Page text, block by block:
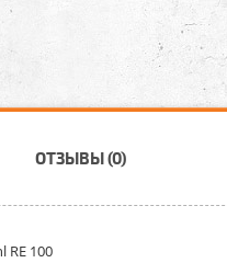
ОТЗЫВЫ (0)
RE 100